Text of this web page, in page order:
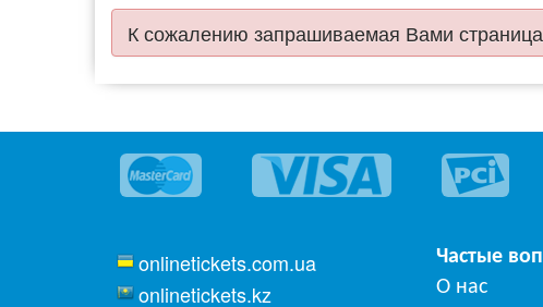
К сожалению запрашиваемая Вами
onlinetickets.com.ua
onlinetickets.kz
Частые
О нас